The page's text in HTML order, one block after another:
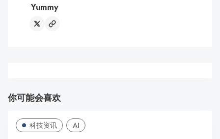
Yummy
你可能会喜欢
科技资讯 AI